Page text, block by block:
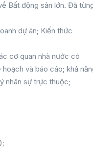
Bất động sản lớn. Đã
dự án; Kiến thức
cơ quan nhà nước có
và báo cáo; khả
nhân sự trực thuộc;